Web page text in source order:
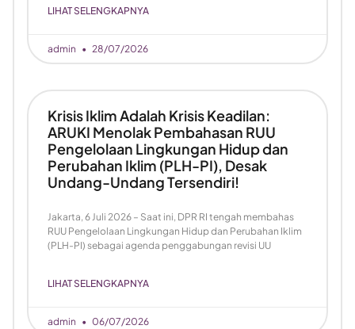
LIHAT SELENGKAPNYA
admin 28/07/2026
Krisis Iklim Adalah Krisis Keadilan:
ARUKI Menolak Pembahasan RUU
Pengelolaan Lingkungan Hidup dan
Perubahan Iklim (PLH-PI), Desak
Undang-Undang Tersendiri!
Jakarta, 6 Juli 2026 – Saat ini, DPR RI tengah membahas
RUU Pengelolaan Lingkungan Hidup dan Perubahan Iklim
(PLH-PI) sebagai agenda penggabungan revisi UU
LIHAT SELENGKAPNYA
admin 06/07/2026